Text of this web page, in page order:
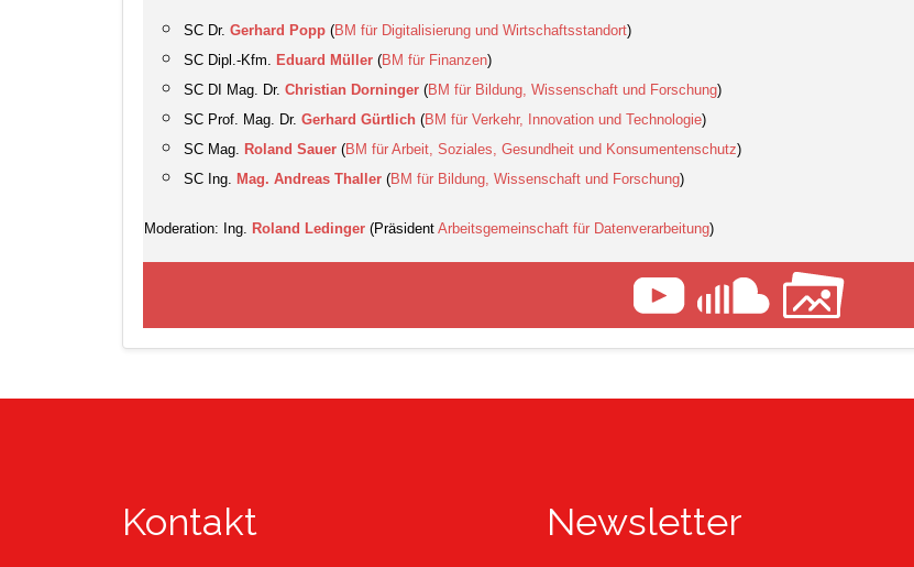
SC Dr. Gerhard Popp (BM für Digitalisierung und Wirtschaftsstandort)
SC Dipl.-Kfm. Eduard Müller (BM für Finanzen)
SC DI Mag. Dr. Christian Dorninger (BM für Bildung, Wissenschaft und Forschung)
SC Prof. Mag. Dr. Gerhard Gürtlich (BM für Verkehr, Innovation und Technologie)
SC Mag. Roland Sauer (BM für Arbeit, Soziales, Gesundheit und Konsumentenschutz)
SC Ing. Mag. Andreas Thaller (BM für Bildung, Wissenschaft und Forschung)
Moderation: Ing. Roland Ledinger (Präsident Arbeitsgemeinschaft für Datenverarbeitung)
Kontakt Newsletter